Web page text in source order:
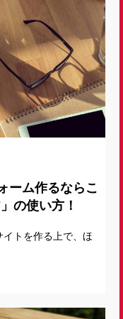
ーム作るならこ
の使い方！
トを作る上で、ほ